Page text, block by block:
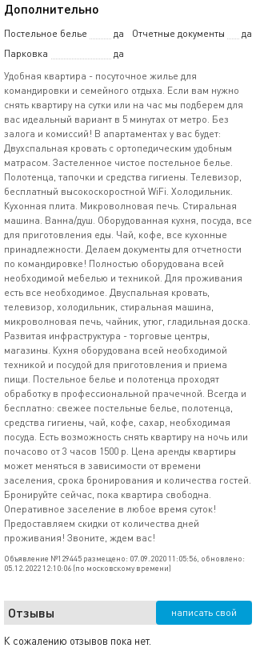
Дополнительно
Постельное белье да Отчетные документы
да
Парковка
да
Удобная квартира - посуточное жилье для
командировки и семейного отдыха. Если вам нужно
снять квартиру на сутки или на час мы подберем для
вас идеальный вариант в 5 минутах от метро. Без
залога и комиссий! В апартаментах у вас будет:
Двухспальная кровать с ортопедическим удобным
матрасом. Застеленное чистое постельное белье.
Полотенца, тапочки и средства гигиены. Телевизор,
бесплатный высокоскоростной WiFi. Холодильник.
Кухонная плита. Микроволновая печь. Стиральная
машина. Ванна/душ. Оборудованная кухня, посуда, все
для приготовления еды. Чай, кофе, все кухонные
принадлежности. Делаем документы для отчетности
по командировке! Полностью оборудована всей
необходимой мебелью и техникой. Для проживания
есть все необходимое. Двуспальная кровать,
телевизор, холодильник, стиральная машина,
микроволновая печь, чайник, утюг, гладильная доска.
Развитая инфраструктура - торговые центры,
магазины. Кухня оборудована всей необходимой
техникой и посудой для приготовления и приема
пищи. Постельное белье и полотенца проходят
обработку в профессиональной прачечной. Всегда и
бесплатно: свежее постельные белье, полотенца,
средства гигиены, чай, кофе, сахар, необходимая
посуда. Есть возможность снять квартиру на ночь или
почасово от 3 часов 1500 р. Цена аренды квартиры
может меняться в зависимости от времени
заселения, срока бронирования и количества гостей.
Бронируйте сейчас, пока квартира свободна.
Оперативное заселение в любое время суток!
Предоставляем скидки от количества дней
проживания! Звоните, ждем вас!
Объявление №129445 размещено: 07.09.2020 11:05:56, обновлено:
05.12.2022 12:10:06 (по московскому времени)
Отзывы написать свой
К сожалению отзывов пока нет.